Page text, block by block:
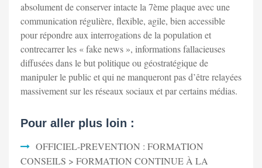
absolument de conserver intacte la 7ème plaque avec une
communication régulière, flexible, agile, bien accessible
pour répondre aux interrogations de la population et
contrecarrer les « fake news », informations fallacieuses
diffusées dans le but politique ou géostratégique de
manipuler le public et qui ne manqueront pas d’être relayées
massivement sur les réseaux sociaux et par certains médias.
Pour aller plus loin :
OFFICIEL-PREVENTION : FORMATION
CONSEILS > FORMATION CONTINUE À LA